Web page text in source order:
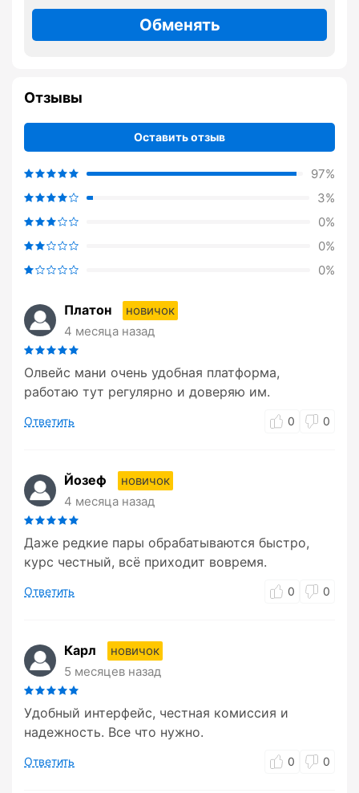
Обменять
Отзывы
Оставить отзыв
97%
3%
0%
0%
0%
Платон
новичок
4 месяца назад
Олвейс мани очень удобная платформа,
работаю тут регулярно и доверяю им.
Ответить 0 0
Йозеф
новичок
4 месяца назад
Даже редкие пары обрабатываются быстро,
курс честный, всё приходит вовремя.
Ответить 0 0
Карл
новичок
5 месяцев назад
Удобный интерфейс, честная комиссия и
надежность. Все что нужно.
Ответить 0 0